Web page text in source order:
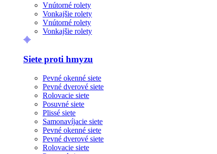
Vnútorné rolety
Vonkajšie rolety
Vnútorné rolety
Vonkajšie rolety
Siete proti hmyzu
Pevné okenné siete
Pevné dverové siete
Rolovacie siete
Posuvné siete
Plissé siete
Samonavíjacie siete
Pevné okenné siete
Pevné dverové siete
Rolovacie siete